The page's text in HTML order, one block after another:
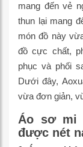
mang đến vẻ
thun lại mang
món đồ này
đồ cực chất,
phục và phối
Dưới đây,
vừa đơn giản,
Áo sơ mi
được nét